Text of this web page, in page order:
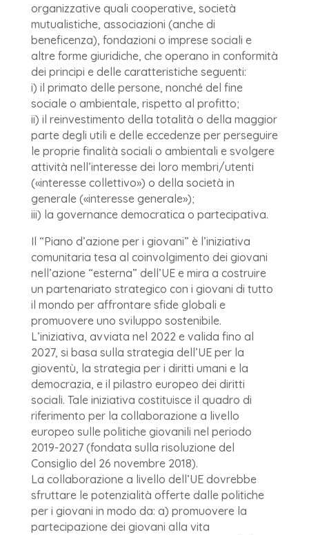
organizzative quali cooperative, società
mutualistiche, associazioni (anche di
beneficenza), fondazioni o imprese sociali e
altre forme giuridiche, che operano in conformità
dei principi e delle caratteristiche seguenti:
i) il primato delle persone, nonché del fine
sociale o ambientale, rispetto al profitto;
ii) il reinvestimento della totalità o della maggior
parte degli utili e delle eccedenze per perseguire
le proprie finalità sociali o ambientali e svolgere
attività nell’interesse dei loro membri/utenti
(«interesse collettivo») o della società in
generale («interesse generale»);
iii) la governance democratica o partecipativa.
Il “Piano d’azione per i giovani” è l’iniziativa
comunitaria tesa al coinvolgimento dei giovani
nell’azione “esterna” dell’UE e mira a costruire
un partenariato strategico con i giovani di tutto
il mondo per affrontare sfide globali e
promuovere uno sviluppo sostenibile.
L’iniziativa, avviata nel 2022 e valida fino al
2027, si basa sulla strategia dell’UE per la
gioventù, la strategia per i diritti umani e la
democrazia, e il pilastro europeo dei diritti
sociali. Tale iniziativa costituisce il quadro di
riferimento per la collaborazione a livello
europeo sulle politiche giovanili nel periodo
2019-2027 (fondata sulla risoluzione del
Consiglio del 26 novembre 2018).
La collaborazione a livello dell’UE dovrebbe
sfruttare le potenzialità offerte dalle politiche
per i giovani in modo da: a) promuovere la
partecipazione dei giovani alla vita